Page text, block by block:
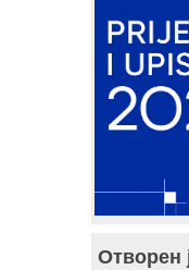
Отворен